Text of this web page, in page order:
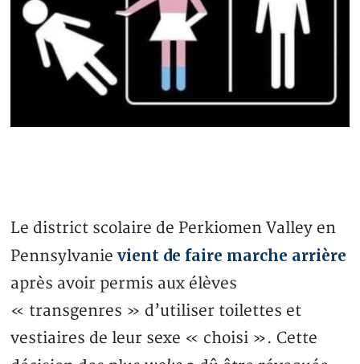
Le district scolaire de Perkiomen Valley en
Pennsylvanievient de faire marche arrière
après avoir permis aux élèves
« transgenres » d’utiliser toilettes et
vestiaires de leur sexe « choisi ». Cette